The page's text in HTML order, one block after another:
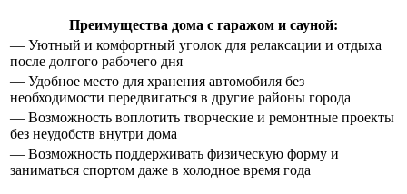
Преимущества дома с гаражом и сауной:
— Уютный и комфортный уголок для релаксации и отдыха
после долгого рабочего дня
— Удобное место для хранения автомобиля без
необходимости передвигаться в другие районы города
— Возможность воплотить творческие и ремонтные проекты
без неудобств внутри дома
— Возможность поддерживать физическую форму и
заниматься спортом даже в холодное время года